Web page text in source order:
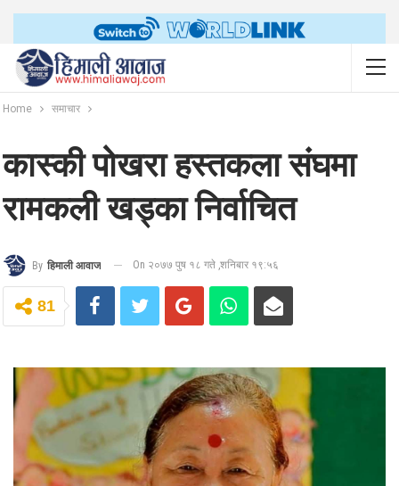
Home समाचार
कास्की पोखरा हस्तकला संघमा
रामकली खड्का निर्वाचित
By हिमाली आवाज On २०७७ पुष १८ गते ,शनिबार १९:५६
81